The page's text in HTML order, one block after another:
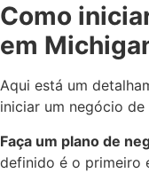
Como
em
Aqui está um
iniciar um negócio de
Faça um plano de
definido é o primeiro